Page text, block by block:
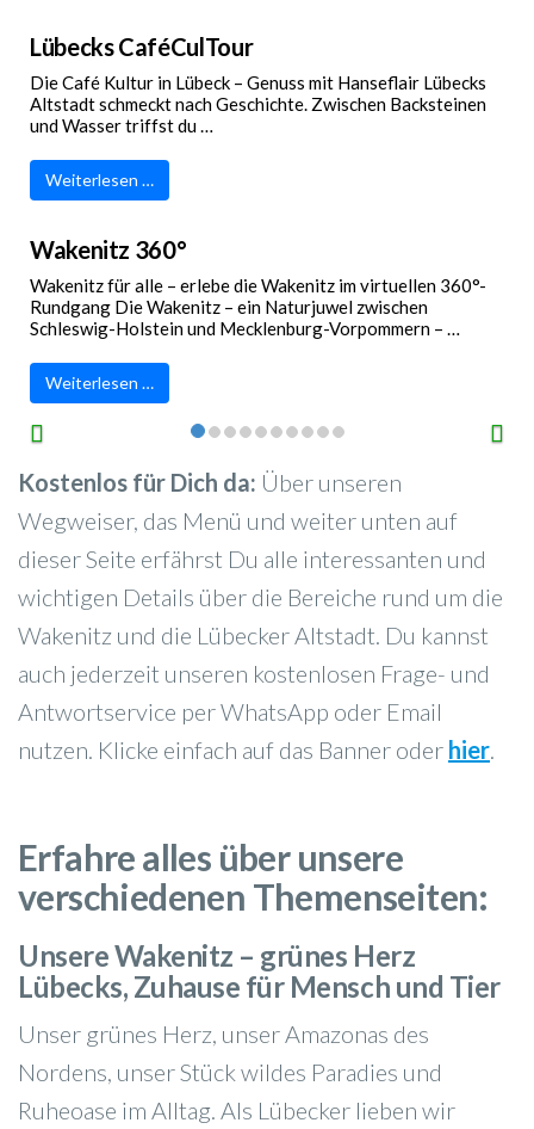
Lübecks CaféCulTour
Die Café Kultur in Lübeck – Genuss mit Hanseflair Lübecks
Altstadt schmeckt nach Geschichte. Zwischen Backsteinen
und Wasser triffst du …
Weiterlesen …
Wakenitz 360°
Wakenitz für alle – erlebe die Wakenitz im virtuellen 360°-
Rundgang Die Wakenitz – ein Naturjuwel zwischen
Schleswig-Holstein und Mecklenburg-Vorpommern – …
Weiterlesen …
Kostenlos für Dich da: Über unseren
Wegweiser, das Menü und weiter unten auf
dieser Seite erfährst Du alle interessanten und
wichtigen Details über die Bereiche rund um die
Wakenitz und die Lübecker Altstadt. Du kannst
auch jederzeit unseren kostenlosen Frage- und
Antwortservice per WhatsApp oder Email
nutzen. Klicke einfach auf das Banner oder hier.
Erfahre alles über unsere
verschiedenen Themenseiten:
Unsere Wakenitz – grünes Herz
Lübecks, Zuhause für Mensch und Tier
Unser grünes Herz, unser Amazonas des
Nordens, unser Stück wildes Paradies und
Ruheoase im Alltag. Als Lübecker lieben wir